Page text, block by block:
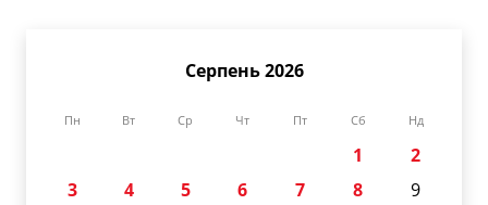
Серпень 2026
Пн Вт Ср Чт Пт Сб Нд
1
2
3
4 5 6 7 8
9